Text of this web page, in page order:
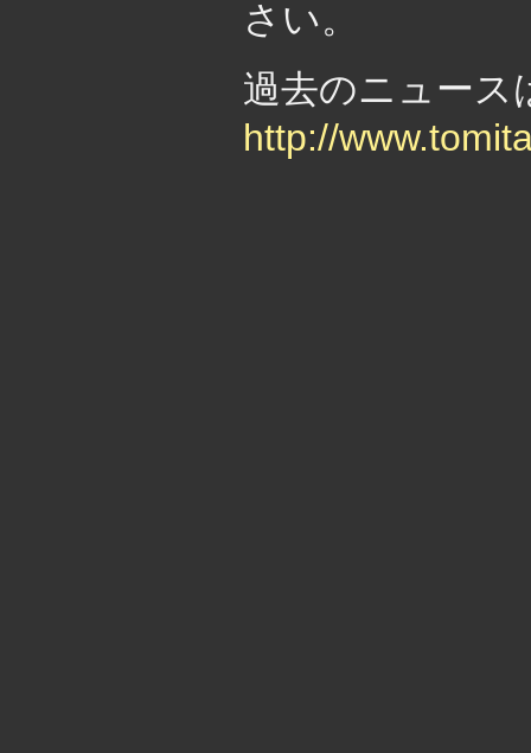
さい。
過去のニュ
http://